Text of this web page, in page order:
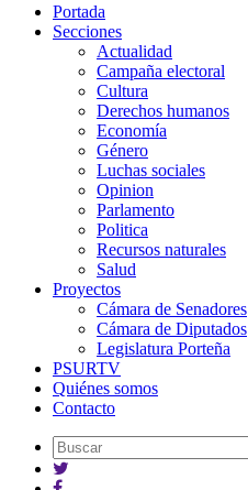
Portada
Secciones
Actualidad
Campaña electoral
Cultura
Derechos humanos
Economía
Género
Luchas sociales
Opinion
Parlamento
Politica
Recursos naturales
Salud
Proyectos
Cámara de Senadores
Cámara de Diputados
Legislatura Porteña
PSURTV
Quiénes somos
Contacto